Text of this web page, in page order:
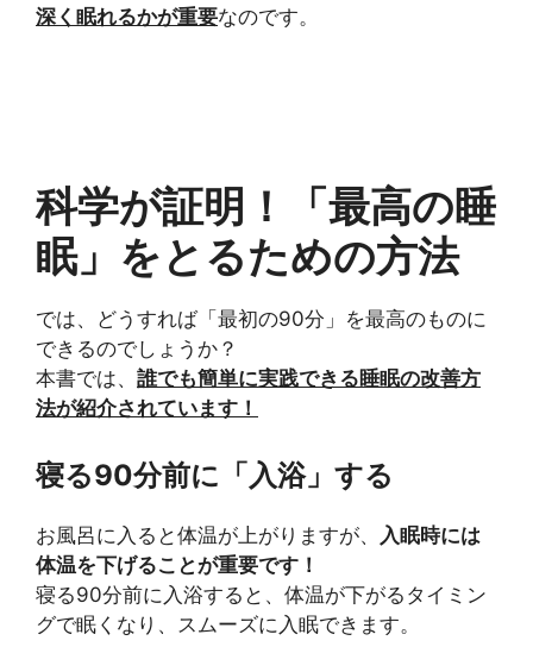
深く眠れるかが重要なのです。
科学が証明！「最高の睡
眠」をとるための方法
では、どうすれば「最初の90分」を最高のものに
できるのでしょうか？
本書では、 誰でも簡単に実践できる睡眠の改善方
法が紹介されています！
寝る90分前に「入浴」する
お風呂に入ると体温が上がりますが、
入眠時には
体温を下げることが重要です！
寝る90分前に入浴すると、体温が下がるタイミン
グで眠くなり、スムーズに入眠できます。